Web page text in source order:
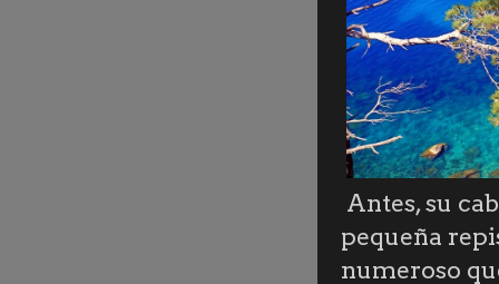
Antes, su
pequeña
numeroso